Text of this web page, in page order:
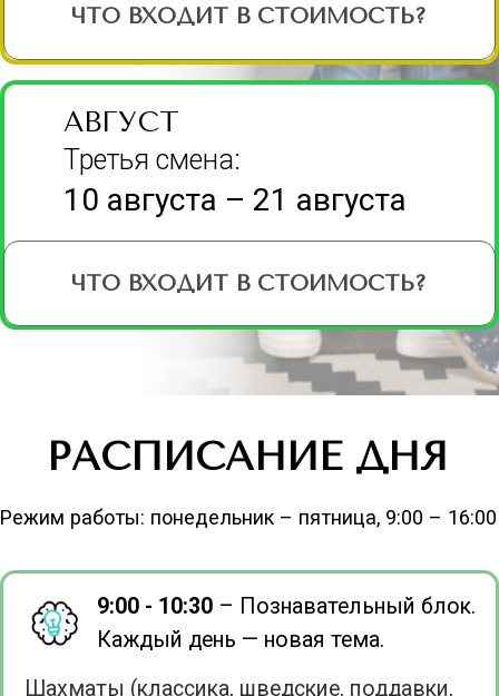
15:30-16:00– Свободное время.
Настольные игры по выбору:
шахматы, шашки, го, дженга,
танграм, головоломки.
(роспись), Лего студия, Пицца,
ЦЕНЫ И СКИДКИ